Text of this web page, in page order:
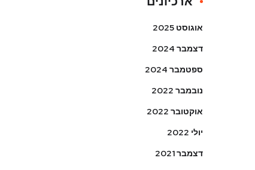
אוגוסט 2025
דצמבר 2024
ספטמבר 2024
נובמבר 2022
אוקטובר 2022
יולי 2022
דצמבר 2021